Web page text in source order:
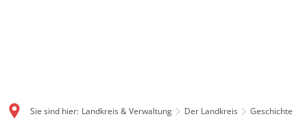
Sie sind hier: Landkreis & Verwaltung Der Landkreis Geschichte